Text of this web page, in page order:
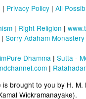
| Privacy Policy | All
| Right Religion |
| Sorry Adaham Monastery
imPure Dhamma | Sutta -
|
is brought to you by H. M.
Wickramanayake).